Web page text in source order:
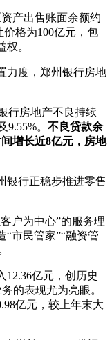
产出售账面余额约
价格为100亿元，包
。
力度，郑州银行房地
行房地产不良持续
。 不良贷款余
增长近8亿元，房地
银行正稳步推进零售
户为中心”的服务理
市民管家”“融资管
12.36亿元，创历史
的表现尤为亮眼。
亿元，较上年末大